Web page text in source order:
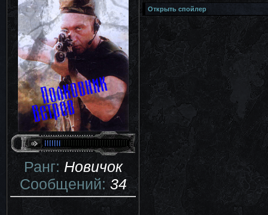
Ранг:Новичок
Сообщений:34